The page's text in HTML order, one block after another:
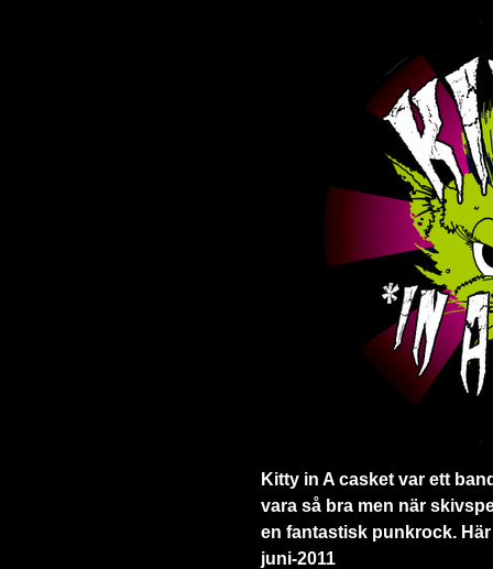
Kitty in A casket var ett
vara så bra men när
en fantastisk punkrock.
juni-2011